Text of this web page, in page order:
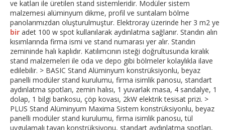
ve katları ile üretilen stand sistemleridir. Modüler sistem
malzemesi alüminyum dikme, profil ve suntalam bölme
panolarımızdan oluşturulmuştur. Elektroray üzerinde her 3 m2 ye
bir adet 100 w spot kullanılarak aydınlatma sağlanır. Standın alın
kısımlarında firma ismi ve stand numarası yer alır. Standın
zemininde halı kaplıdır. Katılımcının isteği doğrultusunda kiralık
stand malzemeleri ile oda ve depo gibi bölmeler kolaylıkla ilave
edilebilir. > BASIC Stand Alüminyum konstrüksiyonlu, beyaz
panelli modüler stand kurulumu, firma isimlik panosu, standart
aydınlatma spotları, zemin halısı, 1 yuvarlak masa, 4 sandalye, 1
dolap, 1 bilgi bankosu, çöp kovası, 2kW elektrik tesisat prizi. >
PLUS Stand Alüminyum Maxima Sistem konstrüksiyonlu, beyaz
panelli modüler stand kurulumu, firma isimlik panosu, tül
uygulamalı tavan konstrüksiyonu, standart aydınlatma spotları,